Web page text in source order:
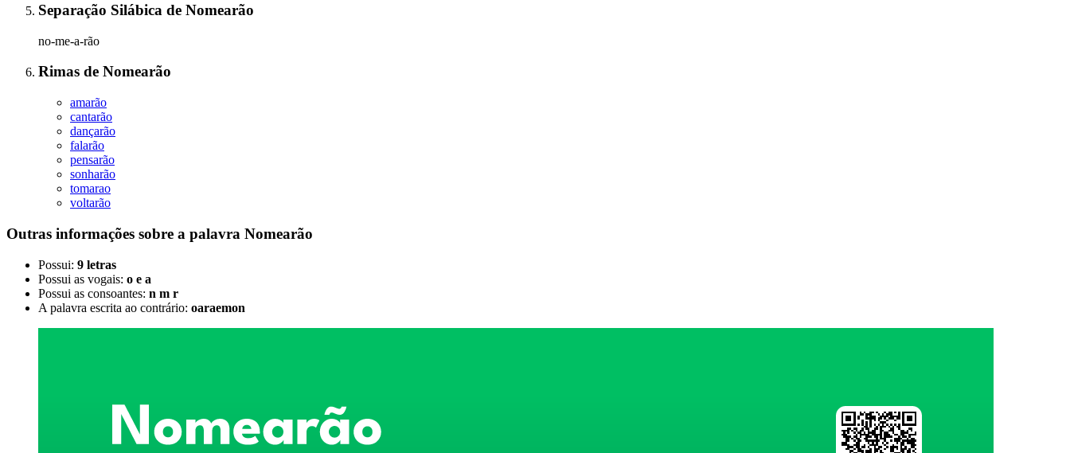
Separação Silábica de Nomearão
no-me-a-rão
Rimas de Nomearão
amarão
cantarão
dançarão
falarão
pensarão
sonharão
tomarao
voltarão
Outras informações sobre a palavra Nomearão
Possui: 9 letras
Possui as vogais: o e a
Possui as consoantes: n m r
A palavra escrita ao contrário: oaraemon